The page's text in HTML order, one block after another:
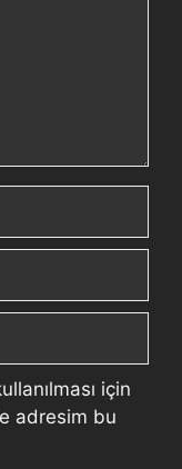
için
adresim bu